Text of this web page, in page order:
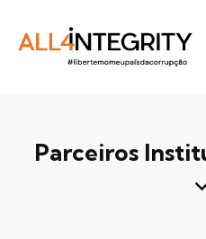
Parceiros